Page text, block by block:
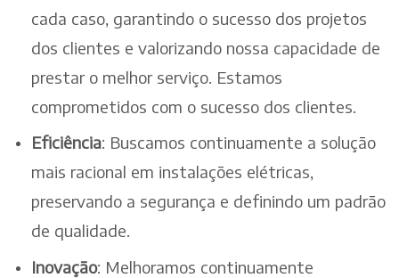
cada caso, garantindo o sucesso dos projetos
dos clientes e valorizando nossa capacidade de
prestar o melhor serviço. Estamos
comprometidos com o sucesso dos clientes.
Eficiência: Buscamos continuamente a solução
mais racional em instalações elétricas,
preservando a segurança e definindo um padrão
de qualidade.
Inovação: Melhoramos continuamente